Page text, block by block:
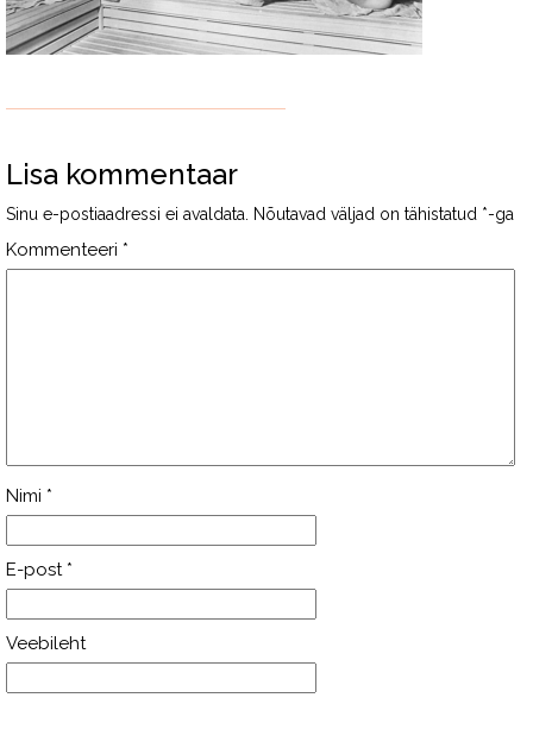
Lisa kommentaar
Sinu e-postiaadressi ei avaldata. Nõutavad väljad on tähistatud *-ga
Kommenteeri *
Nimi *
E-post *
Veebileht